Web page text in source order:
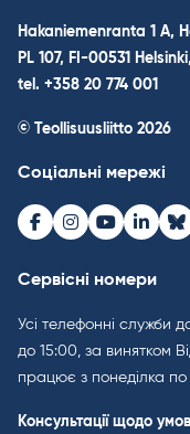
Hakaniemenranta 1 A,
PL 107, FI-00531
tel. +358 20 774 001
© Teollisuusliitto 2026
Соціальні мережі
Facebook
Instagram
Youtube
Сервісні номери
Усі телефонні служби
до 15:00, за винятком
працює з понеділка по
Консультації щодо